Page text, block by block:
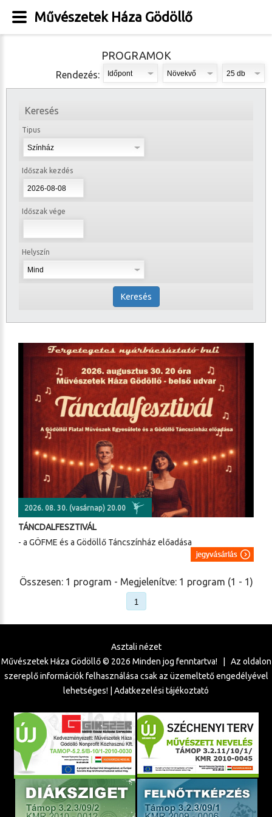
PROGRAMOK
Rendezés:
Keresés
Tipus
Időszak kezdés
Időszak vége
Helyszín
Keresés
2026. 08. 30. (vasárnap) 20.00
TÁNCDALFESZTIVÁL
- a GÖFME és a Gödöllő Táncszínház előadása
Összesen: 1 program - Megjelenítve: 1 program (1 - 1)
Asztali nézet
Művészetek Háza Gödöllő © 2026 Minden jog fenntartva! | Az oldalon
szereplő információk felhasználása csak az üzemeltető engedélyével
lehetséges! | Adatkezelési tájékoztató
Művészetek Háza Gödöllő